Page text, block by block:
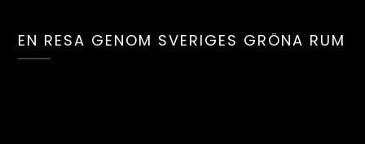
EN RESA GENOM SVERIGES GRÖNA RUM